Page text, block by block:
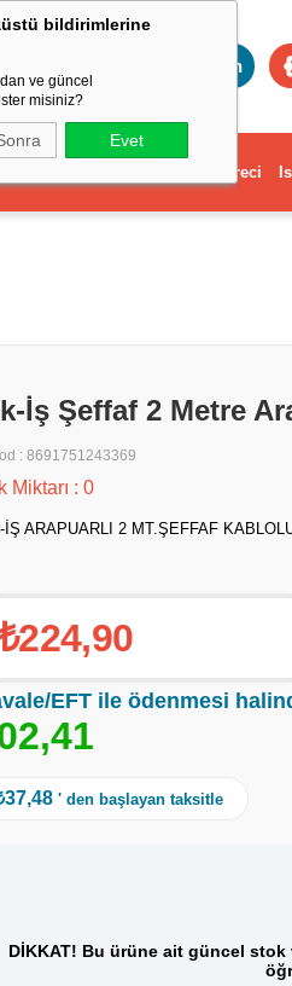
bildirimlerine
ve güncel
misiniz?
Evet
Toptan
Dekorasyon ve Ev Gereci
İş Şeffaf 2 Metre
: 8691751243369
Miktarı : 0
İŞ ARAPUARLI 2 MT.ŞEFFAF
EFT ile ödenmesi
2,41
' den başlayan taksitle
DİKKAT! Bu ürüne ait güncel